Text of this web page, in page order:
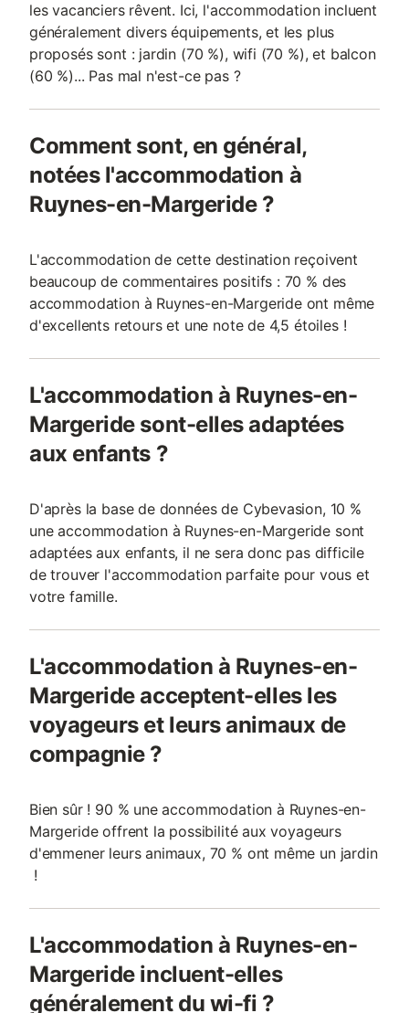
les vacanciers rêvent. Ici, l'accommodation incluent
généralement divers équipements, et les plus
proposés sont : jardin (70 %), wifi (70 %), et balcon
(60 %)... Pas mal n'est-ce pas ?
Comment sont, en général,
notées l'accommodation à
Ruynes-en-Margeride ?
L'accommodation de cette destination reçoivent
beaucoup de commentaires positifs : 70 % des
accommodation à Ruynes-en-Margeride ont même
d'excellents retours et une note de 4,5 étoiles !
L'accommodation à Ruynes-en-
Margeride sont-elles adaptées
aux enfants ?
D'après la base de données de Cybevasion, 10 %
une accommodation à Ruynes-en-Margeride sont
adaptées aux enfants, il ne sera donc pas difficile
de trouver l'accommodation parfaite pour vous et
votre famille.
L'accommodation à Ruynes-en-
Margeride acceptent-elles les
voyageurs et leurs animaux de
compagnie ?
Bien sûr ! 90 % une accommodation à Ruynes-en-
Margeride offrent la possibilité aux voyageurs
d'emmener leurs animaux, 70 % ont même un jardin
!
L'accommodation à Ruynes-en-
Margeride incluent-elles
généralement du wi-fi ?